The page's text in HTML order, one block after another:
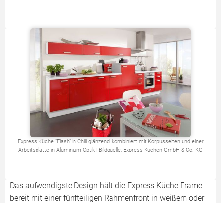
Express Küche "Flash" in Chili glänzend, kombiniert mit Korpusseiten und einer
Arbeitsplatte in Aluminium Optik | Bildquelle: Express-Küchen GmbH & Co. KG
Das aufwendigste Design hält die Express Küche Frame
bereit mit einer fünfteiligen Rahmenfront in weißem oder